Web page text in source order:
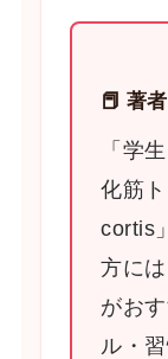
📕 著
「学
化筋
cortis
方に
がお
ル・